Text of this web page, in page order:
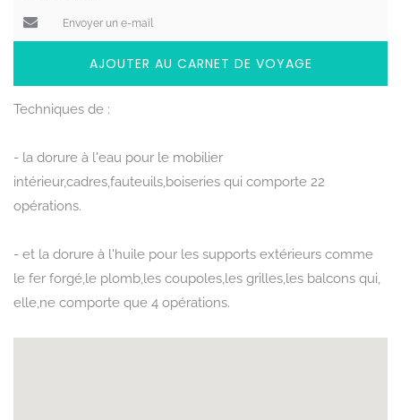
Envoyer un e-mail
AJOUTER AU CARNET DE VOYAGE
Techniques de :
- la dorure à l'eau pour le mobilier
intérieur,cadres,fauteuils,boiseries qui comporte 22
opérations.
- et la dorure à l'huile pour les supports extérieurs comme
le fer forgé,le plomb,les coupoles,les grilles,les balcons qui,
elle,ne comporte que 4 opérations.